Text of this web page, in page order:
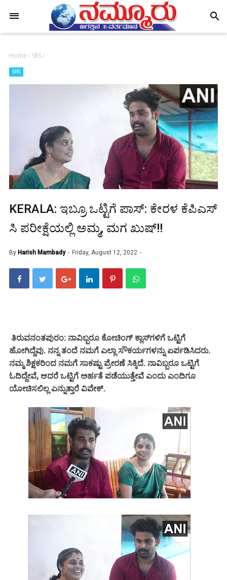
search
Home › SRS›
SRS
KERALA: ಇಬ್ರೂ ಒಟ್ಟಿಗೆ ಪಾಸ್: ಕೇರಳ ಕೆಪಿಎಸ್
ಸಿ ಪರೀಕ್ಷೆಯಲ್ಲಿ ಅಮ್ಮ, ಮಗ ಖುಷ್!!
By Harish Mambady Friday, August 12, 2022
ತಿರುವನಂತಪುರಂ: ನಾವಿಬ್ಬರೂ ಕೋಚಿಂಗ್ ಕ್ಲಾಸ್‌ಗಳಿಗೆ ಒಟ್ಟಿಗೆ
ಹೋಗಿದ್ದೆವು. ನನ್ನ ತಂದೆ ನಮಗೆ ಎಲ್ಲಾ ಸೌಕರ್ಯಗಳನ್ನು ಏರ್ಪಡಿಸಿದರು.
ನಮ್ಮ ಶಿಕ್ಷಕರಿಂದ ನಮಗೆ ಸಾಕಷ್ಟು ಪ್ರೇರಣೆ ಸಿಕ್ಕಿದೆ. ನಾವಿಬ್ಬರೂ ಒಟ್ಟಿಗೆ
ಓದಿದ್ದೇವೆ, ಆದರೆ ಒಟ್ಟಿಗೆ ಅರ್ಹತೆ ಪಡೆಯುತ್ತೇವೆ ಎಂದು ಎಂದಿಗೂ
ಯೋಚಿಸಲಿಲ್ಲ ಎನ್ನುತ್ತಾರೆ ವಿವೇಕ್.